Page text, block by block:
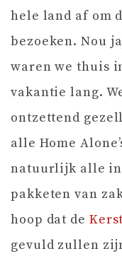
hele land af om
bezoeken. Nou
waren we thuis
vakantie lang.
ontzettend
alle Home
natuurlijk alle
pakketen van
hoop dat de
gevuld zullen